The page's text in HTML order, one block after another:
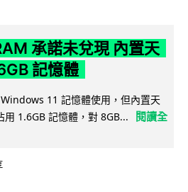
承諾未兌現 內置天
記憶體
11 記憶體使用，但內置天
1.6GB 記憶體，對 8GB...
閱讀全